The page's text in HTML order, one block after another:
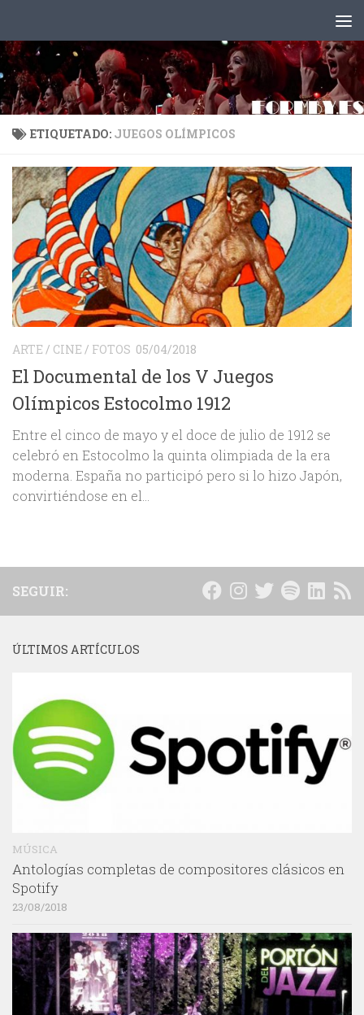
ETIQUETADO: JUEGOS OLÍMPICOS
ARTE / CINE / FOTOS 05/04/2018
El Documental de los V Juegos
Olímpicos Estocolmo 1912
Entre el cinco de mayo y el doce de julio de 1912 se
celebró en Estocolmo la quinta olimpiada de la era
moderna. España no participó pero si lo hizo Japón,
convirtiéndose en el...
SEGUIR:
ÚLTIMOS ARTÍCULOS
MÚSICA
Antologías completas de compositores clásicos en
Spotify
23/08/2018